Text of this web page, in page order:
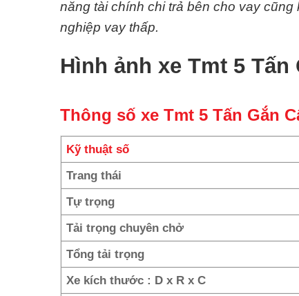
năng tài chính chi trả bên cho vay
nghiệp vay thấp.
Hình ảnh xe Tmt 5 Tấn
Thông số xe Tmt 5 Tấn Gắn
Kỹ thuật số
Trang thái
Tự trọng
Tải trọng chuyên chở
Tổng tải trọng
Xe kích thước : D x R x C